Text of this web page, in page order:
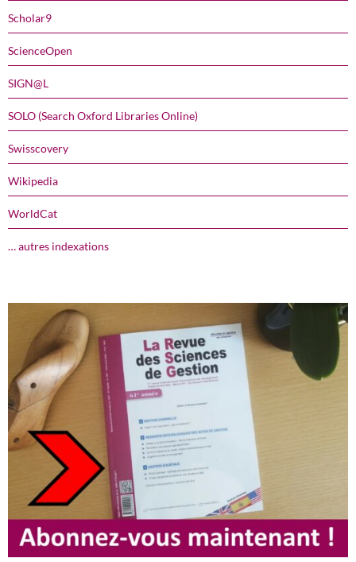
Scholar9
ScienceOpen
SIGN@L
SOLO (Search Oxford Libraries Online)
Swisscovery
Wikipedia
WorldCat
… autres indexations